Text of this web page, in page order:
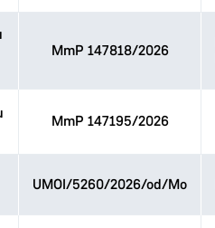
MmP 147818/2026
MmP 147195/2026
UMOI/5260/2026/od/Mo